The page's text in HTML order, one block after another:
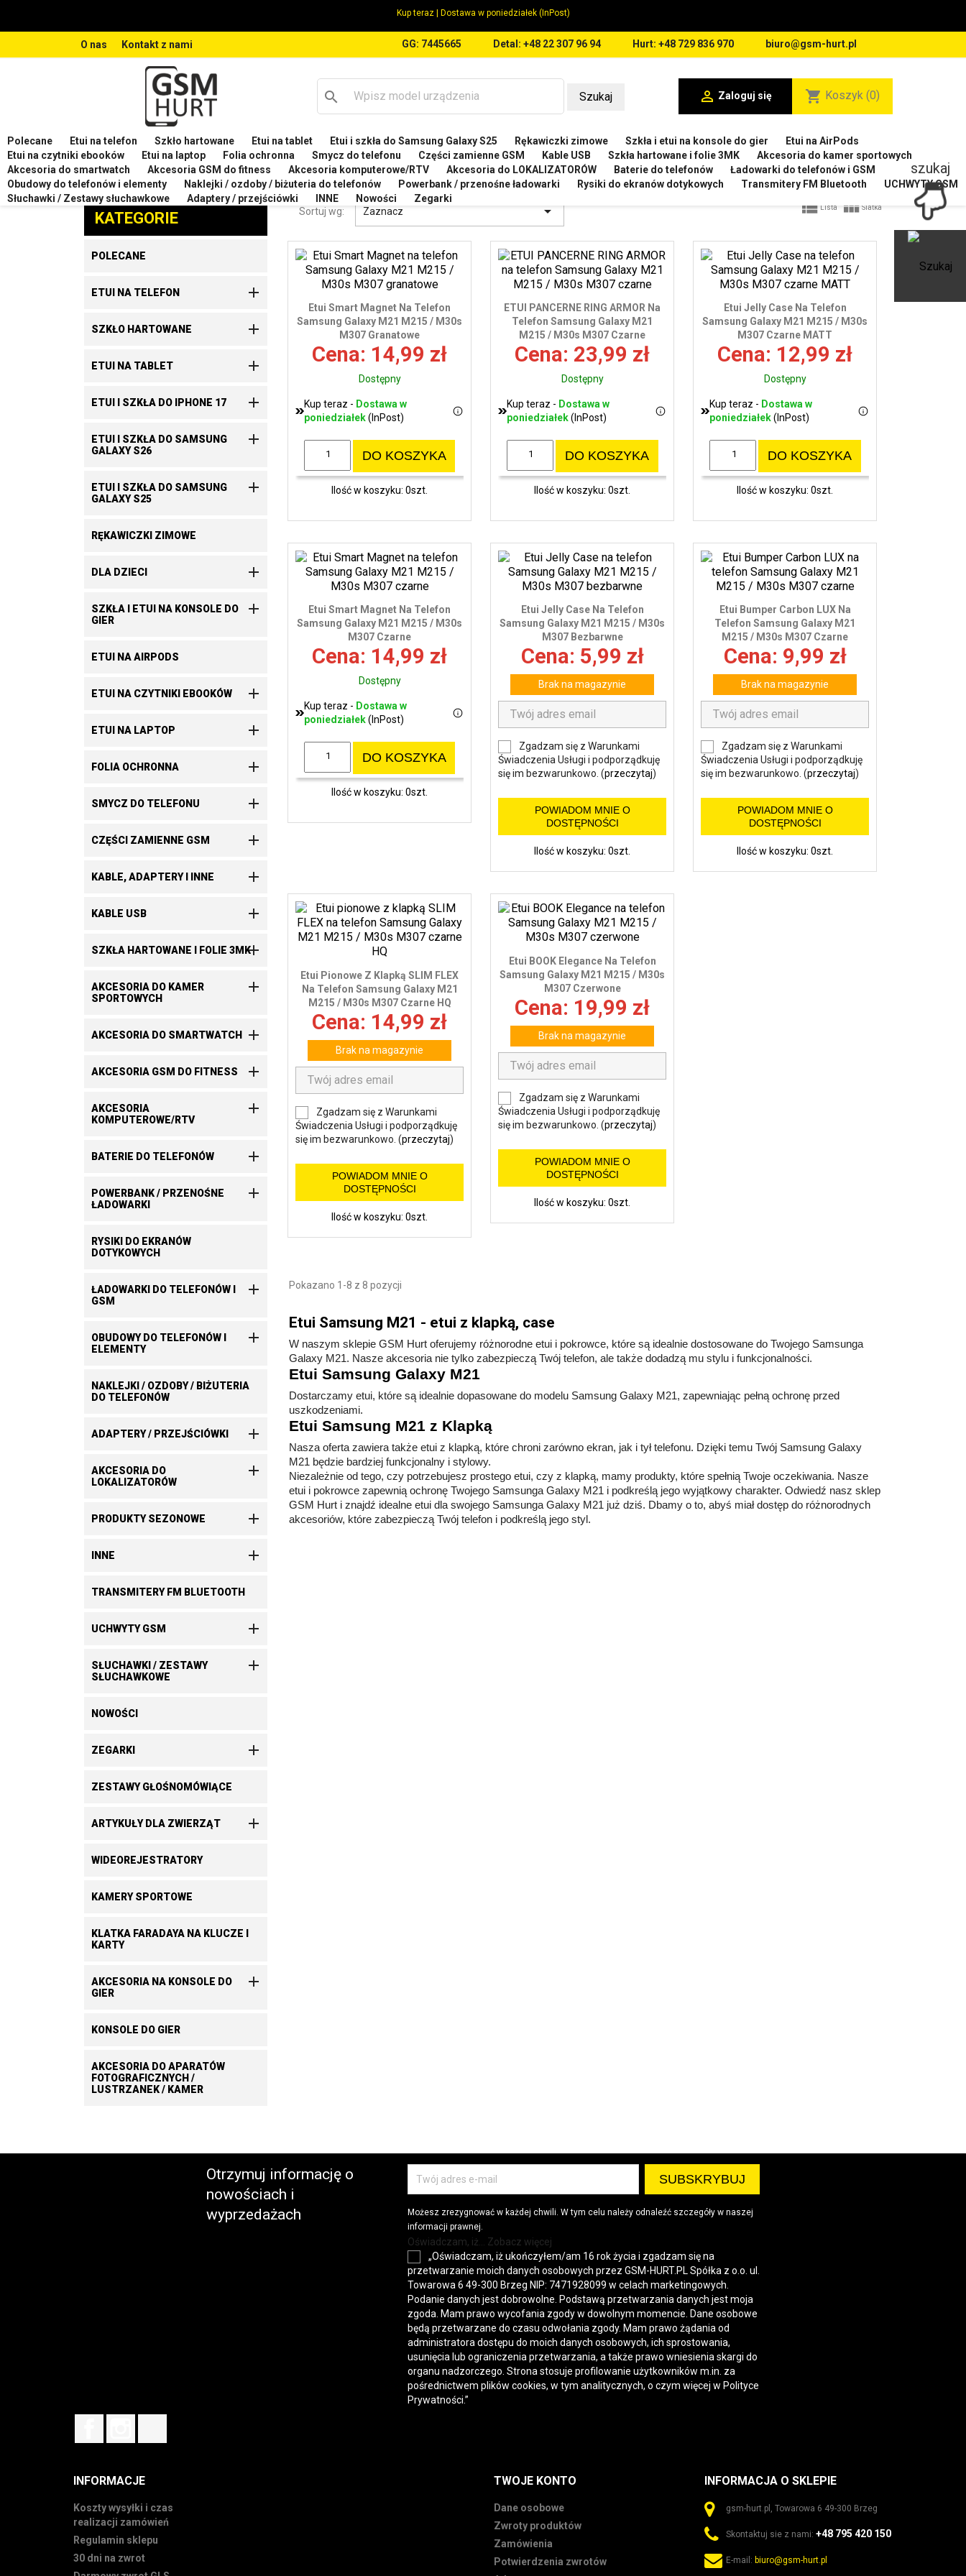
Kup teraz | Dostawa w poniedziałek (InPost)
O nas Kontakt z nami GG: 7445665 Detal: +48 22 307 96 94 Hurt: +48 729 836 970 biuro@gsm-hurt.pl
search Szukaj  Zaloguj się shopping_cart Koszyk (0)
Polecane Etui na telefon Szkło hartowane Etui na tablet Etui i szkła do Samsung Galaxy S25 Rękawiczki zimowe Szkła i etui na konsole do gier
Etui na AirPods
Etui na czytniki ebooków
Etui na laptop Folia ochronna Smycz do telefonu Części zamienne GSM Kable USB Szkła hartowane i folie 3MK
Akcesoria do kamer sportowych
Akcesoria do smartwatch
Akcesoria GSM do fitness Akcesoria komputerowe/RTV Akcesoria do LOKALIZATORÓW Baterie do telefonów
Ładowarki do telefonów i GSM
Obudowy do telefonów i elementy
Naklejki / ozdoby / biżuteria do telefonów Powerbank / przenośne ładowarki Rysiki do ekranów dotykowych Transmitery FM Bluetooth
UCHWYTY GSM
Słuchawki / Zestawy słuchawkowe
Adaptery / przejściówki INNE Nowości Zegarki
Strona główna Etui na telefon Etui na telefon SAMSUNG Etui do Samsung Galaxy M21
Zaproponuj produkt
KATEGORIE
POLECANE
ETUI NA TELEFON 
SZKŁO HARTOWANE 
ETUI NA TABLET 
ETUI I SZKŁA DO IPHONE 17 
ETUI I SZKŁA DO SAMSUNG
GALAXY S26

ETUI I SZKŁA DO SAMSUNG
GALAXY S25

RĘKAWICZKI ZIMOWE
DLA DZIECI 
SZKŁA I ETUI NA KONSOLE DO
GIER

ETUI NA AIRPODS
ETUI NA CZYTNIKI EBOOKÓW 
ETUI NA LAPTOP 
FOLIA OCHRONNA 
SMYCZ DO TELEFONU 
CZĘŚCI ZAMIENNE GSM 
KABLE, ADAPTERY I INNE 
KABLE USB 
SZKŁA HARTOWANE I FOLIE 3MK
AKCESORIA DO KAMER
SPORTOWYCH

AKCESORIA DO SMARTWATCH 
AKCESORIA GSM DO FITNESS 
AKCESORIA
KOMPUTEROWE/RTV

BATERIE DO TELEFONÓW 
POWERBANK / PRZENOŚNE
ŁADOWARKI

RYSIKI DO EKRANÓW
DOTYKOWYCH
ŁADOWARKI DO TELEFONÓW I
GSM

OBUDOWY DO TELEFONÓW I
ELEMENTY

NAKLEJKI / OZDOBY / BIŻUTERIA
DO TELEFONÓW
ADAPTERY / PRZEJŚCIÓWKI 
AKCESORIA DO
LOKALIZATORÓW

PRODUKTY SEZONOWE 
INNE 
TRANSMITERY FM BLUETOOTH
UCHWYTY GSM 
SŁUCHAWKI / ZESTAWY
SŁUCHAWKOWE

NOWOŚCI
ZEGARKI 
ZESTAWY GŁOŚNOMÓWIĄCE
ARTYKUŁY DLA ZWIERZĄT 
WIDEOREJESTRATORY
KAMERY SPORTOWE
KLATKA FARADAYA NA KLUCZE I
KARTY
AKCESORIA NA KONSOLE DO
GIER

KONSOLE DO GIER
AKCESORIA DO APARATÓW
FOTOGRAFICZNYCH /
LUSTRZANEK / KAMER
ETUI DO SAMSUNG GALAXY M21
Sortuj wg: Zaznacz   Lista  Siatka
Etui Smart Magnet Na Telefon
Samsung Galaxy M21 M215 / M30s
M307 Granatowe
Cena: 14,99 zł
Dostępny
Kup teraz - Dostawa w
poniedziałek(InPost)
DO KOSZYKA
Ilość w koszyku: 0szt.
ETUI PANCERNE RING ARMOR Na
Telefon Samsung Galaxy M21
M215 / M30s M307 Czarne
Cena: 23,99 zł
Dostępny
Kup teraz - Dostawa w
poniedziałek(InPost)
DO KOSZYKA
Ilość w koszyku: 0szt.
Etui Jelly Case Na Telefon
Samsung Galaxy M21 M215 / M30s
M307 Czarne MATT
Cena: 12,99 zł
Dostępny
Kup teraz - Dostawa w
poniedziałek(InPost)
DO KOSZYKA
Ilość w koszyku: 0szt.
Etui Smart Magnet Na Telefon
Samsung Galaxy M21 M215 / M30s
M307 Czarne
Cena: 14,99 zł
Dostępny
Kup teraz - Dostawa w
poniedziałek(InPost)
DO KOSZYKA
Ilość w koszyku: 0szt.
Etui Jelly Case Na Telefon
Samsung Galaxy M21 M215 / M30s
M307 Bezbarwne
Cena: 5,99 zł
Brak na magazynie
Zgadzam się z Warunkami
Świadczenia Usługi i podporządkuję
się im bezwarunkowo. (przeczytaj)
POWIADOM MNIE O
DOSTĘPNOŚCI
Ilość w koszyku: 0szt.
Etui Bumper Carbon LUX Na
Telefon Samsung Galaxy M21
M215 / M30s M307 Czarne
Cena: 9,99 zł
Brak na magazynie
Zgadzam się z Warunkami
Świadczenia Usługi i podporządkuję
się im bezwarunkowo. (przeczytaj)
POWIADOM MNIE O
DOSTĘPNOŚCI
Ilość w koszyku: 0szt.
Etui Pionowe Z Klapką SLIM FLEX
Na Telefon Samsung Galaxy M21
M215 / M30s M307 Czarne HQ
Cena: 14,99 zł
Brak na magazynie
Zgadzam się z Warunkami
Świadczenia Usługi i podporządkuję
się im bezwarunkowo. (przeczytaj)
POWIADOM MNIE O
DOSTĘPNOŚCI
Ilość w koszyku: 0szt.
Etui BOOK Elegance Na Telefon
Samsung Galaxy M21 M215 / M30s
M307 Czerwone
Cena: 19,99 zł
Brak na magazynie
Zgadzam się z Warunkami
Świadczenia Usługi i podporządkuję
się im bezwarunkowo. (przeczytaj)
POWIADOM MNIE O
DOSTĘPNOŚCI
Ilość w koszyku: 0szt.
Pokazano 1-8 z 8 pozycji
Etui Samsung M21 - etui z klapką, case
W naszym sklepie GSM Hurt oferujemy różnorodne etui i pokrowce, które są idealnie dostosowane do Twojego Samsunga
Galaxy M21. Nasze akcesoria nie tylko zabezpieczą Twój telefon, ale także dodadzą mu stylu i funkcjonalności.
Etui Samsung Galaxy M21
Dostarczamy etui, które są idealnie dopasowane do modelu Samsung Galaxy M21, zapewniając pełną ochronę przed
uszkodzeniami.
Etui Samsung M21 z Klapką
Nasza oferta zawiera także etui z klapką, które chroni zarówno ekran, jak i tył telefonu. Dzięki temu Twój Samsung Galaxy
M21 będzie bardziej funkcjonalny i stylowy.
Niezależnie od tego, czy potrzebujesz prostego etui, czy z klapką, mamy produkty, które spełnią Twoje oczekiwania. Nasze
etui i pokrowce zapewnią ochronę Twojego Samsunga Galaxy M21 i podkreślą jego wyjątkowy charakter. Odwiedź nasz sklep
GSM Hurt i znajdź idealne etui dla swojego Samsunga Galaxy M21 już dziś. Dbamy o to, abyś miał dostęp do różnorodnych
akcesoriów, które zabezpieczą Twój telefon i podkreślą jego styl.
Otrzymuj informację o
nowościach i
wyprzedażach
Możesz zrezygnować w każdej chwili. W tym celu należy odnaleźć szczegóły w naszej
informacji prawnej.
Oświadczam, iż... Zobacz więcej
„Oświadczam, iż ukończyłem/am 16 rok życia i zgadzam się na
przetwarzanie moich danych osobowych przez GSM-HURT.PL Spółka z o.o. ul.
Towarowa 6 49-300 Brzeg NIP: 7471928099 w celach marketingowych.
Podanie danych jest dobrowolne. Podstawą przetwarzania danych jest moja
zgoda. Mam prawo wycofania zgody w dowolnym momencie. Dane osobowe
będą przetwarzane do czasu odwołania zgody. Mam prawo żądania od
administratora dostępu do moich danych osobowych, ich sprostowania,
usunięcia lub ograniczenia przetwarzania, a także prawo wniesienia skargi do
organu nadzorczego. Strona stosuje profilowanie użytkowników m.in. za
pośrednictwem plików cookies, w tym analitycznych, o czym więcej w Polityce
Prywatności.”
INFORMACJE
Koszty wysyłki i czas
realizacji zamówień
Regulamin sklepu
30 dni na zwrot
TWOJE KONTO
Dane osobowe
Zwroty produktów
Zamówienia
Potwierdzenia zwrotów
INFORMACJA O SKLEPIE
gsm-hurt.pl, Towarowa 6 49-300 Brzeg
Skontaktuj sie z nami: +48 795 420 150
E-mail: biuro@gsm-hurt.pl
szukaj